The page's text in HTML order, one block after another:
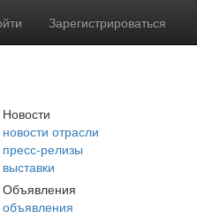
Зарегистрироваться
Новости
новости отрасли
пресс-релизы
выставки
Объявления
объявления